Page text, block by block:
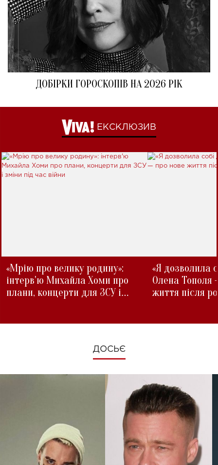
ДОБІРКИ ГОРОСКОПІВ НА 2026 РІК
ЕКСКЛЮЗИВ
«Мрію про велику родину»:
інтерв'ю Михайла Хоми про
плани, концерти для ЗСУ і
«Я дозволила
Олена Тополя
життя після
ДОСЬЄ